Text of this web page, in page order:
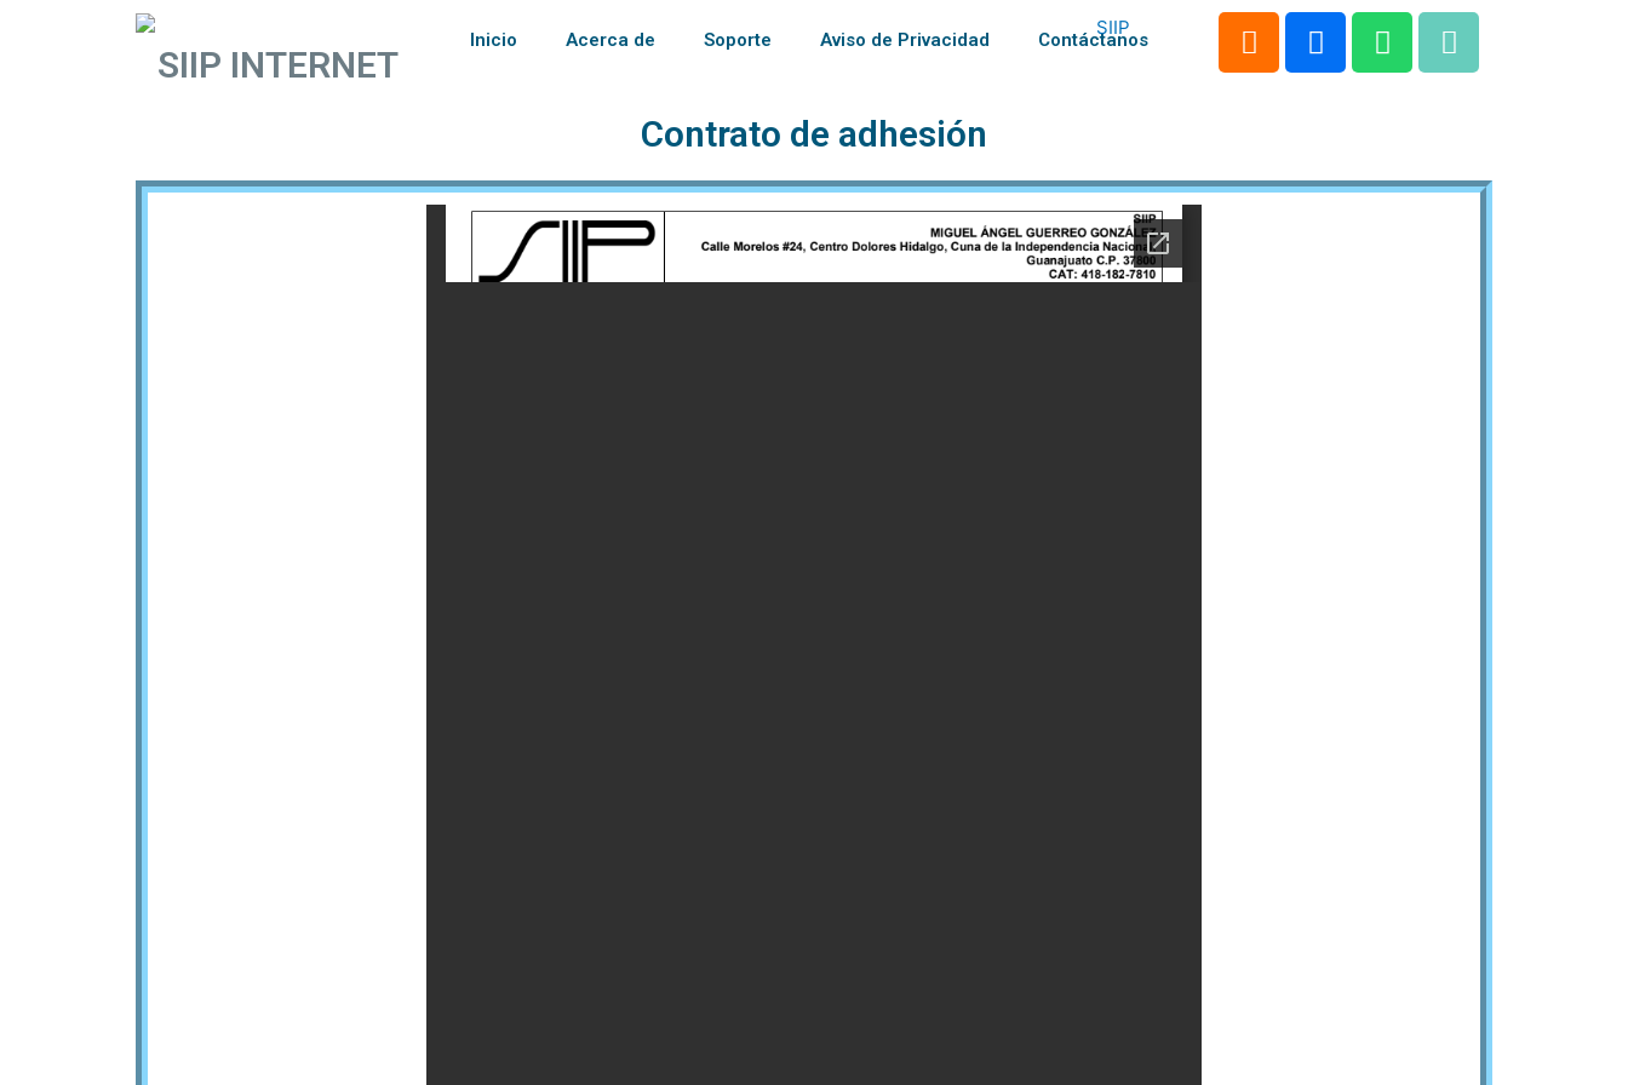
SIIP INTERNET
Inicio Acerca de Soporte Aviso de Privacidad Contáctanos
Contrato de adhesión